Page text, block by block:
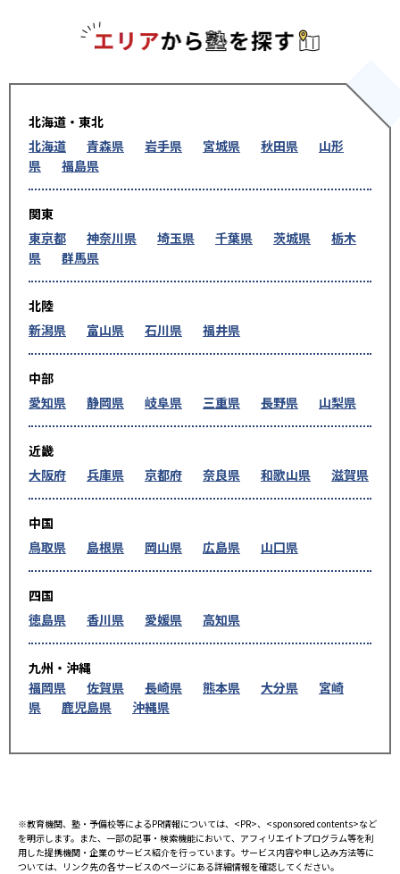
北海道・東北
北海道
青森県 岩手県 宮城県 秋田県
山形
県
福島県
関東
東京都
神奈川県 埼玉県 千葉県 茨城県
栃木
県
群馬県
北陸
新潟県
富山県 石川県 福井県
中部
愛知県
静岡県 岐阜県 三重県 長野県 山梨県
近畿
大阪府
兵庫県 京都府 奈良県 和歌山県 滋賀県
中国
鳥取県
島根県 岡山県 広島県 山口県
四国
徳島県
香川県 愛媛県 高知県
九州・沖縄
福岡県
佐賀県 長崎県 熊本県 大分県
宮崎
県
鹿児島県 沖縄県
※教育機関、塾・予備校等によるPR情報については、<PR>、<sponsored contents>など
を明示します。また、一部の記事・検索機能において、アフィリエイトプログラム等を利
用した提携機関・企業のサービス紹介を行っています。サービス内容や申し込み方法等に
ついては、リンク先の各サービスのページにある詳細情報を確認してください。